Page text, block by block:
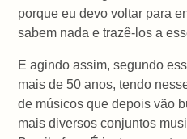
porque eu devo voltar para
sabem nada e trazê-los a
E agindo assim, segundo
mais de 50 anos, tendo
de músicos que depois vão
mais diversos conjuntos